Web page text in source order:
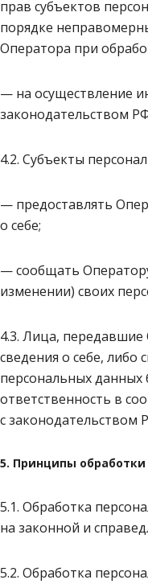
прав субъектов
порядке
Оператора при
— на осуществление
законодательством
4.2. Субъекты
— предоставлять
о себе;
— сообщать
изменении) своих
4.3. Лица,
сведения о себе, либо
персональных данных
ответственность в
с законодательством
5. Принципы
5.1. Обработка
на законной и
5.2. Обработка